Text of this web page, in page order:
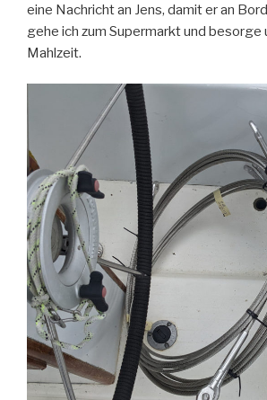
eine Nachricht an Jens, damit er an
gehe ich zum Supermarkt und besorge
Mahlzeit.